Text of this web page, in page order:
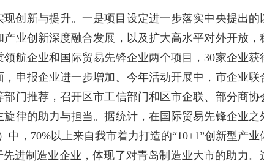
创新与提升。一是项目设定进一步落实中央提出的
业创新深度融合发展，以及扩大高水平对外开放，
航企业和国际贸易先锋企业两个项目，30家企业获
申报企业进一步增加。今年活动开展中，市企业联
门推荐，召开区市工信部门和区市企联、部分商协
律的助力与担当。据统计，在国际贸易先锋企业之
，70%以上来自我市着力打造的“10+1”创新型产业
进制造业企业，体现了对青岛制造业大市的助力。